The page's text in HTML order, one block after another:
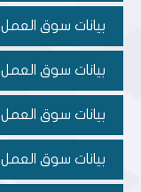
بيانات سوق العمل 2020
بيانات سوق العمل 2019
بيانات سوق العمل 2018
بيانات سوق العمل 2017